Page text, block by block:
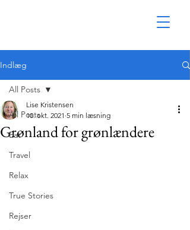
Indlæg
All Posts
Eat
Travel
Relax
True Stories
Rejser
All Posts
Grønland for grønlændere
Lise Kristensen
10. okt. 2021 5 min læsning